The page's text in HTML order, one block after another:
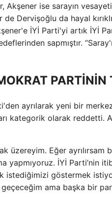
Akşener ise sarayın
de Dervişoğlu da hayal
İYİ Parti'yi artık İYİ
sapmıştır.
ayrılarak yeni bir
kategorik olarak reddetti.
üzereyim. Eğer
yapmıyoruz. İYİ Parti’nin
istediğimizi göstermek
ama başka bir